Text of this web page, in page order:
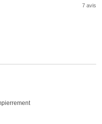
7 avis